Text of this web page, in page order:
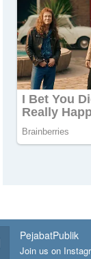
PejabatPublik
Join us on